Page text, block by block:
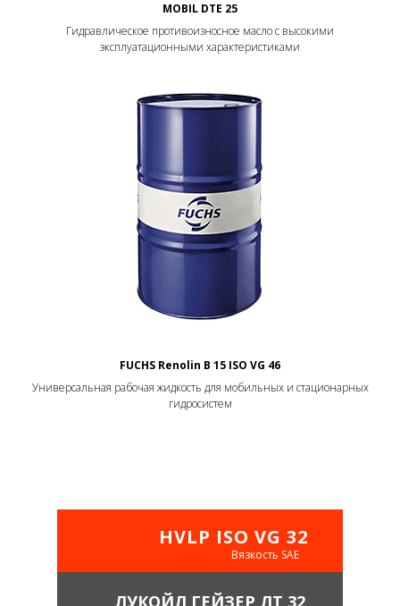
MOBIL DTE 25
Гидравлическое противоизносное масло с высокими
эксплуатационными характеристиками
FUCHS Renolin B 15 ISO VG 46
Универсальная рабочая жидкость для мобильных и стационарных
гидросистем
HVLP ISO VG 32
Вязкость SAE